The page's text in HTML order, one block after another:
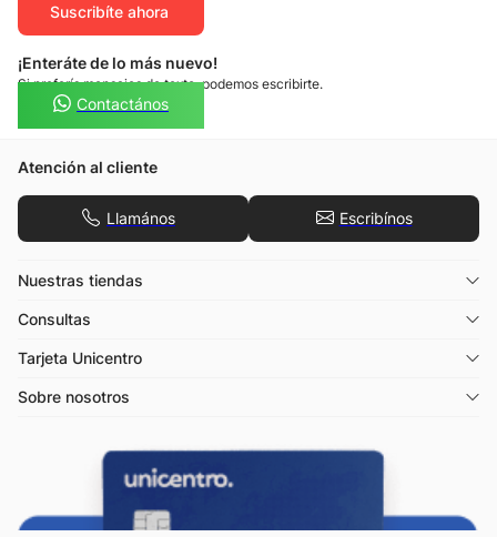
Suscribíte ahora
¡Enteráte de lo más nuevo!
Si preferís mensajes de texto, podemos escribirte.
Contactános
Atención al cliente
Llamános Escribínos
Nuestras tiendas
Consultas
Tarjeta Unicentro
Sobre nosotros